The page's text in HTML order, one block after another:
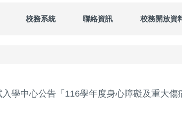
校務系統 聯絡資訊 校務開放資
入學中心公告「116學年度身心障礙及重大